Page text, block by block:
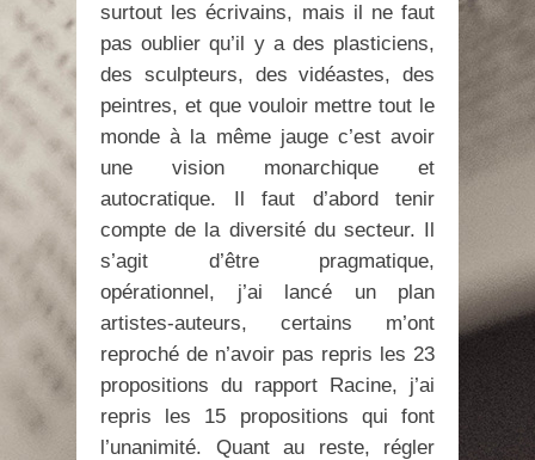
surtout les écrivains, mais il ne faut
pas oublier qu’il y a des plasticiens,
des sculpteurs, des vidéastes, des
peintres, et que vouloir mettre tout le
monde à la même jauge c’est avoir
une vision monarchique et
autocratique. Il faut d’abord tenir
compte de la diversité du secteur. Il
s’agit d’être pragmatique,
opérationnel, j’ai lancé un plan
artistes-auteurs, certains m’ont
reproché de n’avoir pas repris les 23
propositions du rapport Racine, j’ai
repris les 15 propositions qui font
l’unanimité. Quant au reste, régler